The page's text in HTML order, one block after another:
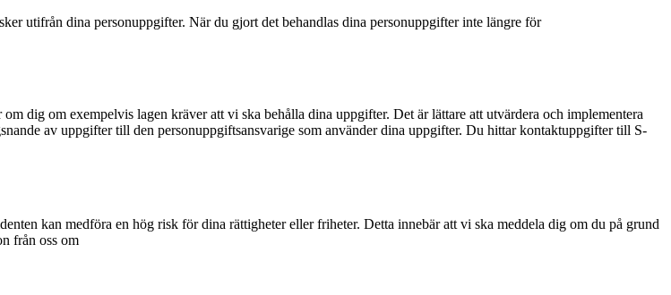
utifrån dina personuppgifter. När du gjort det behandlas dina personuppgifter inte längre för
dig om exempelvis lagen kräver att vi ska behålla dina uppgifter. Det är lättare att utvärdera och implementera
av uppgifter till den personuppgiftsansvarige som använder dina uppgifter. Du hittar kontaktuppgifter till S-
kan medföra en hög risk för dina rättigheter eller friheter. Detta innebär att vi ska meddela dig om du på grund
från oss om